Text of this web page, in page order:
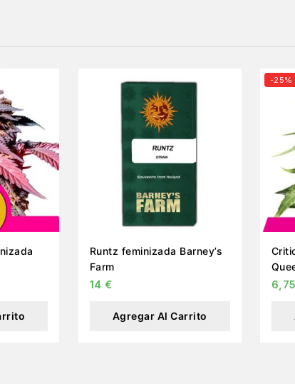
Runtz feminizada Barney’s
Farm
14 €
Agregar Al Carrito
-25%
6,75